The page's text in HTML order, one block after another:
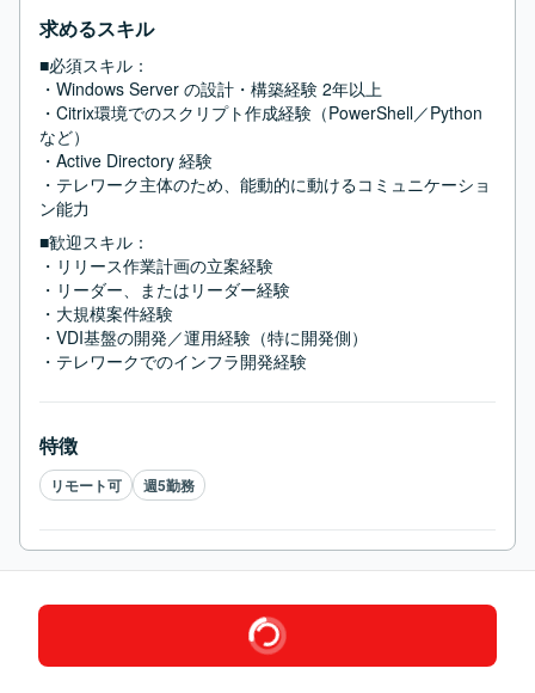
求めるスキル
■必須スキル：
・Windows Server の設計・構築経験 2年以上
・Citrix環境でのスクリプト作成経験（PowerShell／Python
など）
・Active Directory 経験
・テレワーク主体のため、能動的に動けるコミュニケーショ
ン能力
■歓迎スキル：
・リリース作業計画の立案経験
・リーダー、またはリーダー経験
・大規模案件経験
・VDI基盤の開発／運用経験（特に開発側）
・テレワークでのインフラ開発経験
特徴
リモート可 週5勤務